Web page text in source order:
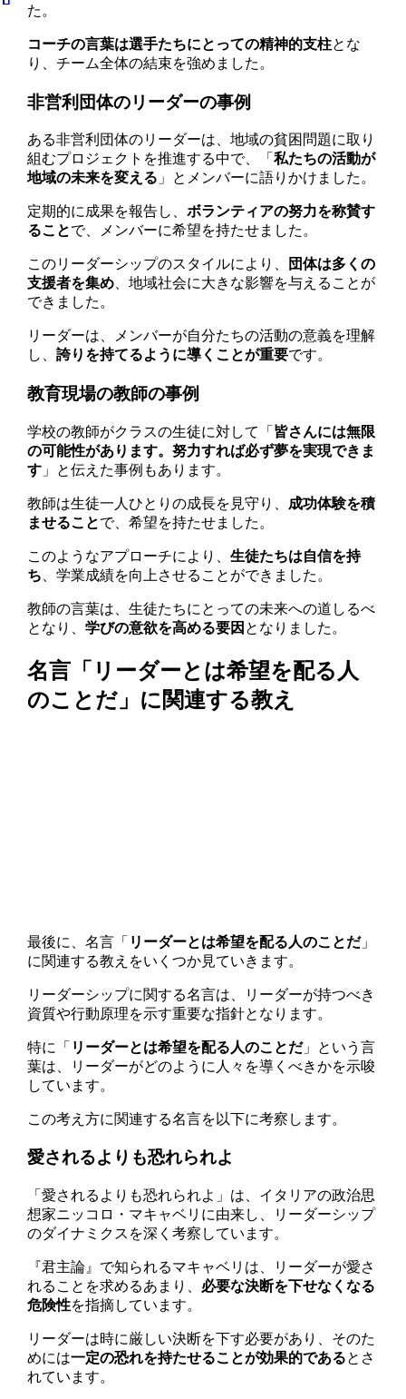
た。
コーチの言葉は選手たちにとっての精神的支柱とな
り、チーム全体の結束を強めました。
非営利団体のリーダーの事例
ある非営利団体のリーダーは、地域の貧困問題に取り
組むプロジェクトを推進する中で、「私たちの活動が
地域の未来を変える 」とメンバーに語りかけました。
定期的に成果を報告し、ボランティアの努力を称賛す
ることで、メンバーに希望を持たせました。
このリーダーシップのスタイルにより、
団体は多くの
支援者を集め、地域社会に大きな影響を与えることが
できました。
リーダーは、メンバーが自分たちの活動の意義を理解
し、誇りを持てるように導くことが重要です。
教育現場の教師の事例
学校の教師がクラスの生徒に対して「 皆さんには無限
の可能性があります。努力すれば必ず夢を実現できま
す 」と伝えた事例もあります。
教師は生徒一人ひとりの成長を見守り、 成功体験を積
ませることで、希望を持たせました。
このようなアプローチにより、生徒たちは自信を持
ち 、学業成績を向上させることができました。
教師の言葉は、生徒たちにとっての未来への道しるべ
となり、学びの意欲を高める要因 となりました。
名言「リーダーとは希望を配る人
のことだ」に関連する教え
最後に、名言「 リーダーとは希望を配る人のことだ」
に関連する教えをいくつか見ていきます。
リーダーシップに関する名言は、リーダーが持つべき
資質や行動原理を示す重要な指針となります。
特に「 リーダーとは希望を配る人のことだ」という言
葉は、リーダーがどのように人々を導くべきかを示唆
しています。
この考え方に関連する名言を以下に考察します。
愛されるよりも恐れられよ
「愛されるよりも恐れられよ」は、イタリアの政治思
想家ニッコロ・マキャベリに由来し、リーダーシップ
のダイナミクスを深く考察しています。
『君主論』で知られるマキャベリは、リーダーが愛さ
れることを求めるあまり、 必要な決断を下せなくなる
危険性を指摘しています。
リーダーは時に厳しい決断を下す必要があり、そのた
めには一定の恐れを持たせることが効果的であるとさ
れています。